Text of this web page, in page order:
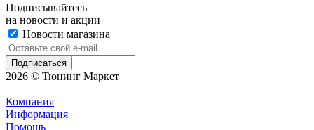
Подписывайтесь
на новости и акции
Новости магазина
2026 © Тюнинг Маркет
Компания
Информация
Помощь